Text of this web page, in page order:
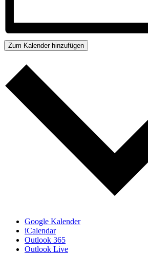
Zum Kalender hinzufügen
Google Kalender
iCalendar
Outlook 365
Outlook Live